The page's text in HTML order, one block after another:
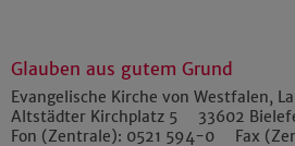
Glauben aus gutem Grund
Evangelische Kirche von Westfalen,
Altstädter Kirchplatz 5
33602
Fon (Zentrale): 0521 594-0 Fax